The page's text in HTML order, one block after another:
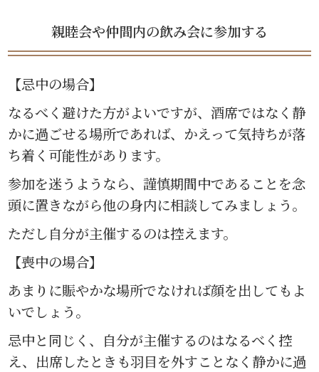
親睦会や仲間内の飲み会に参加する
【忌中の場合】
なるべく避けた方がよいですが、酒席ではなく静
かに過ごせる場所であれば、かえって気持ちが落
ち着く可能性があります。
参加を迷うようなら、謹慎期間中であることを念
頭に置きながら他の身内に相談してみましょう。
ただし自分が主催するのは控えます。
【喪中の場合】
あまりに賑やかな場所でなければ顔を出してもよ
いでしょう。
忌中と同じく、自分が主催するのはなるべく控
え、出席したときも羽目を外すことなく静かに過